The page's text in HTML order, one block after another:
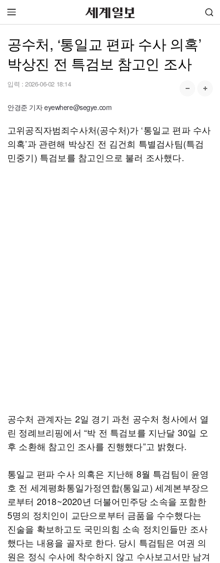
공수처, ‘통일교 편파 수사 의혹’
박상진 전 특검보 참고인 조사
입력 : 2026-06-02 18:14
안경준 기자 eyewhere@segye.com
고위공직자범죄수사처(공수처)가 ‘통일교 편파 수사
의혹’과 관련해 박상진 전 김건희 특별검사팀(특검
민중기) 특검보를 참고인으로 불러 조사했다.
공수처 관계자는 2일 경기 과천 공수처 청사에서 열
린 정례브리핑에서 “박 전 특검보를 지난달 30일 오
후 소환해 참고인 조사를 진행했다”고 밝혔다.
통일교 편파 수사 의혹은 지난해 8월 특검팀이 윤영
호 전 세계평화통일가정연합(통일교) 세계본부장으
로부터 2018~2020년 더불어민주당 소속을 포함한
5명의 정치인이 교단으로부터 금품을 수수했다는
진술을 확보하고도 국민의힘 소속 정치인들만 조사
했다는 내용을 골자로 한다. 당시 특검팀은 여권 의
원은 정식 수사에 착수하지 않고 수사보고서만 남겨